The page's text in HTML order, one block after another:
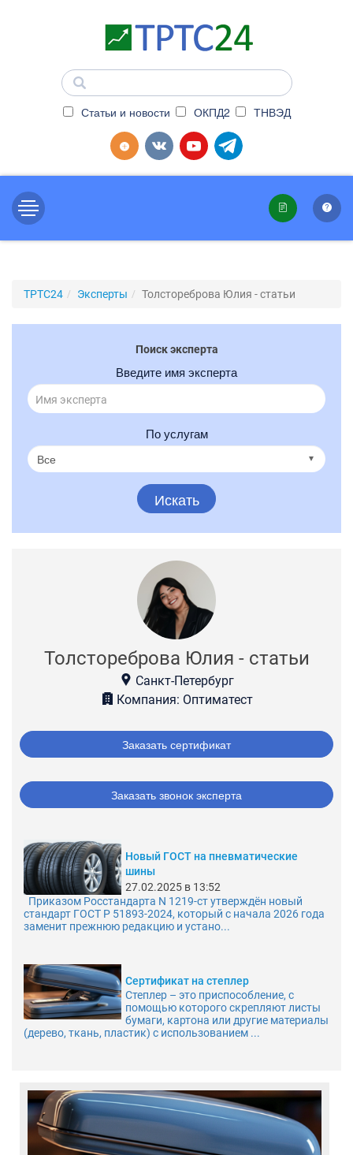
Статьи и новости ОКПД2 ТНВЭД
ТРТС24 Эксперты Толстореброва Юлия - статьи
Поиск эксперта
Введите имя эксперта
По услугам
Искать
Толстореброва Юлия - статьи
Санкт-Петербург
Компания: Оптиматест
Заказать сертификат
Заказать звонок эксперта
Новый ГОСТ на пневматические
шины
27.02.2025 в 13:52
Приказом Росстандарта N 1219-ст утверждён новый
стандарт ГОСТ Р 51893-2024, который с начала 2026 года
заменит прежнюю редакцию и устано...
Сертификат на степлер
Степлер – это приспособление, с
помощью которого скрепляют листы
бумаги, картона или другие материалы
(дерево, ткань, пластик) с использованием ...